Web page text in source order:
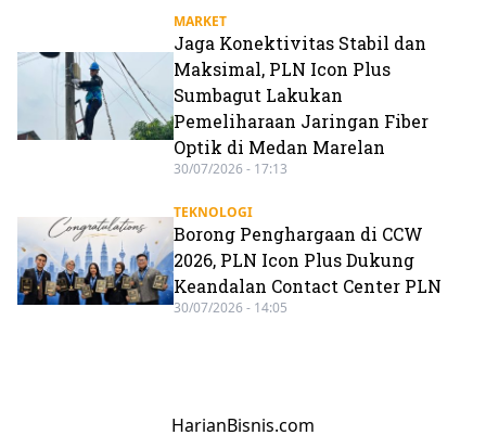
MARKET
Jaga Konektivitas Stabil dan
Maksimal, PLN Icon Plus
Sumbagut Lakukan
Pemeliharaan Jaringan Fiber
Optik di Medan Marelan
30/07/2026 - 17:13
TEKNOLOGI
Borong Penghargaan di CCW
2026, PLN Icon Plus Dukung
Keandalan Contact Center PLN
30/07/2026 - 14:05
HarianBisnis.com